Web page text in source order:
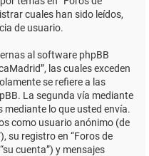
cuales han sido leídos,
de usuario.
al software phpBB
las cuales exceden
se refiere a las
La segunda vía mediante
lo que usted envía.
como usuario anónimo (de
su registro en “Foros de
cuenta”) y mensajes